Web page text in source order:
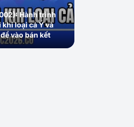
Hành trình
loại cả Ý và
vào bán kết